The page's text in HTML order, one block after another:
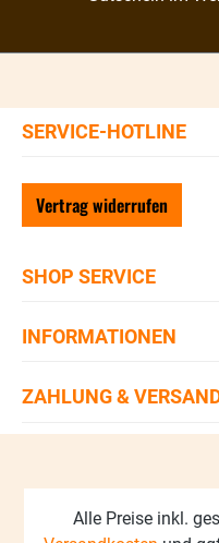
SERVICE-HOTLINE
Vertrag widerrufen
SHOP SERVICE
INFORMATIONEN
ZAHLUNG &
Alle Preise inkl.